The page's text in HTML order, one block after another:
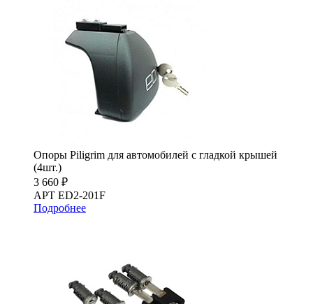
Опоры Piligrim для автомобилей с гладкой крышей
(4шт.)
3 660 ₽
АРТ ED2-201F
Подробнее